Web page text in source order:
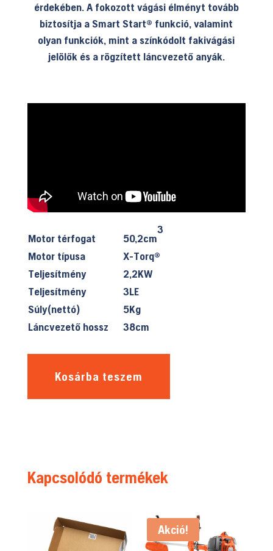
érdekében.A fokozott vágási élményt tovább
biztosítja a Smart Start® funkció, valamint
olyan funkciók, mint a színkódolt fakivágási
jelölők és a rögzített láncvezető anyák.
Motor térfogat 50,2cm
3
Motor típusa
X-Torq®
Teljesítmény
2,2KW
Teljesítmény
3LE
Súly(nettó)
5Kg
Láncvezető hossz
38cm
Kosárba teszem
Kapcsolódó termékek
Akció!